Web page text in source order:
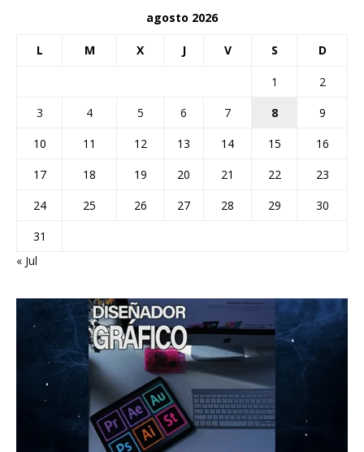
agosto 2026
L M X J V S D
1
2
3
4 5 6 7 8
9
10
11 12 13 14 15
16
17
18 19 20 21 22
23
24
25 26 27 28 29
30
31
« Jul